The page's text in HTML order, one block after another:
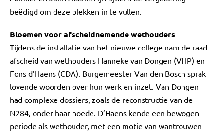
beëdigd om deze plekken in te vullen.
Bloemen voor afscheidnemende wethouders
Tijdens de installatie van het nieuwe college nam de raad
afscheid van wethouders Hanneke van Dongen (VHP) en
Fons d’Haens (CDA). Burgemeester Van den Bosch sprak
lovende woorden over hun werk en inzet. Van Dongen
had complexe dossiers, zoals de reconstructie van de
N284, onder haar hoede. D’Haens kende een bewogen
periode als wethouder, met een motie van wantrouwen